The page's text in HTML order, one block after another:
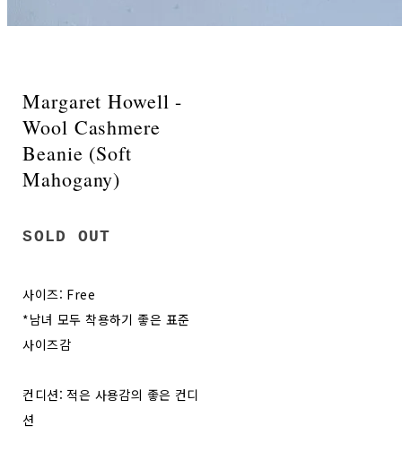
Margaret Howell -
Wool Cashmere
Beanie (Soft
Mahogany)
SOLD OUT
사이즈: Free
*남녀 모두 착용하기 좋은 표준
사이즈감
컨디션: 적은 사용감의 좋은 컨디
션